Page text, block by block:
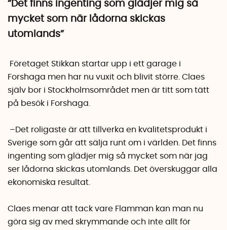
”Det finns ingenting som glädjer mig så
mycket som när lådorna skickas
utomlands”
Företaget Stikkan startar upp i ett garage i
Forshaga men har nu vuxit och blivit större. Claes
själv bor i Stockholmsområdet men är titt som tätt
på besök i Forshaga.
–Det roligaste är att tillverka en kvalitetsprodukt i
Sverige som går att sälja runt om i världen. Det finns
ingenting som glädjer mig så mycket som när jag
ser lådorna skickas utomlands. Det överskuggar alla
ekonomiska resultat.
Claes menar att tack vare Flamman kan man nu
göra sig av med skrymmande och inte allt för